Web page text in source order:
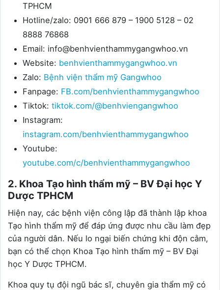
TPHCM
Hotline/zalo: 0901 666 879 – 1900 5128 – 02
8888 76868
Email: info@benhvienthammygangwhoo.vn
Website: benhvienthammygangwhoo.vn
Zalo: Bệnh viện thẩm mỹ Gangwhoo
Fanpage: FB.com/benhvienthammygangwhoo
Tiktok: tiktok.com/@benhviengangwhoo
Instagram:
instagram.com/benhvienthammygangwhoo
Youtube:
youtube.com/c/benhvienthammygangwhoo
2. Khoa Tạo hình thẩm mỹ – BV Đại học Y
Dược TPHCM
Hiện nay, các bệnh viện công lập đã thành lập khoa
Tạo hình thẩm mỹ để đáp ứng được nhu cầu làm đẹp
của người dân. Nếu lo ngại biến chứng khi độn cằm,
bạn có thể chọn Khoa Tạo hình thẩm mỹ – BV Đại
học Y Dược TPHCM.
Khoa quy tụ đội ngũ bác sĩ, chuyên gia thẩm mỹ có